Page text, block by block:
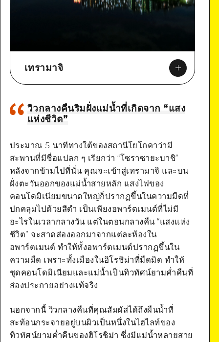
เทรามาจิ
วิวกลางคืนริมฝั่งแม่น้ำที่เกิดจาก “แสง
แห่งชีวิต”
ประมาณ 5 นาทีทางใต้ของสถานีโยโกคาว่ามี
สะพานที่มีชื่อแปลก ๆ เรียกว่า “โซราซายะบาชิ”
หลังจากข้ามไปที่นั่น คุณจะเข้าสู่เทรามาจิ และบน
ฝั่งตะวันออกของแม่น้ำสายหลัก แสงไฟของ
คอนโดมิเนียมขนาดใหญ่ก็ปรากฏขึ้นในความมืดที่
ปกคลุมไปด้วยสีดำ เป็นเพียงอพาร์ตเมนต์ที่ไม่มี
อะไรในเวลากลางวัน แต่ในตอนกลางคืน “แสงแห่ง
ชีวิต” จะสาดส่องออกมาจากแต่ละห้องใน
อพาร์ตเมนต์ ทำให้ทั้งอพาร์ตเมนต์ปรากฏขึ้นใน
ความมืด เพราะทั้งเมืองในฮิโรชิม่าที่มืดมิด ทำให้
ชุดคอนโดมิเนียมและแม่น้ำเป็นทิวทัศน์ยามค่ำคืนที่
ส่องประกายอย่างแท้จริง
นอกจากนี้ วิวกลางคืนที่คุณสัมผัสได้ถึงผืนน้ำที่
สะท้อนกระจายอยู่บนผิวเป็นหนึ่งในไฮไลท์ของ
ทิวทัศน์ยามค่ำคืนของฮิโรชิม่า ซึ่งมีแม่น้ำหลายสาย